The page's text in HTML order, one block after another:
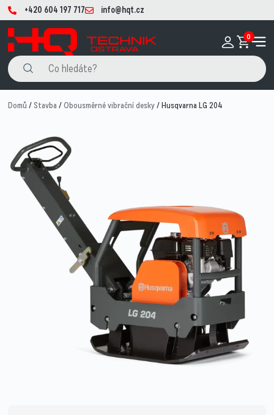
+420 604 197 717 info@hqt.cz
0
Domů /Stavba /Obousměrné vibrační desky/ Husqvarna LG 204